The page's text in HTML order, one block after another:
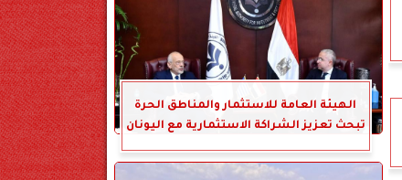
الهيئة العامة للاستثمار والمناطق الحرة
تبحث تعزيز الشراكة الاستثمارية مع اليونان